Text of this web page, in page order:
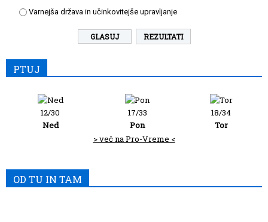
Varnejša država in učinkovitejše upravljanje
REZULTATI
PTUJ
12/30
Ned
17/33
Pon
18/34
Tor
> več na Pro-Vreme <
OD TU IN TAM